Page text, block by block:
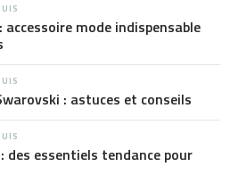
mode indispensable
: astuces et conseils
des essentiels tendance pour